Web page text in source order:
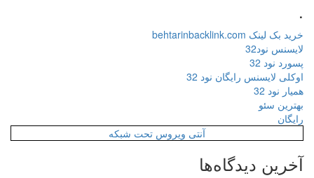
خرید بک لینک behtarinbacklink.com
لایسنس نود32
پسورد نود 32
اوکلی لایسنس رایگان نود 32
همیار نود 32
بهترین سئو
رایگان
آنتی ویروس تحت شبکه
آخرین دیدگاه‌ها